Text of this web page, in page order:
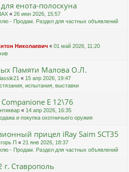
енота-полоскуна
« 26 июн 2026, 15:57
- Продам. Раздел для частных объявлений
Николаевич « 01 май 2026, 11:20
Памяти Малова О.Л.
« 15 апр 2026, 19:47
испытания, выставки
Е 12\76
« 14 апр 2026, 16:35
и покупка охотничьего оружия
прицел iRay Saim SCT35
П « 21 янв 2026, 18:37
- Продам. Раздел для частных объявлений
Ставрополь